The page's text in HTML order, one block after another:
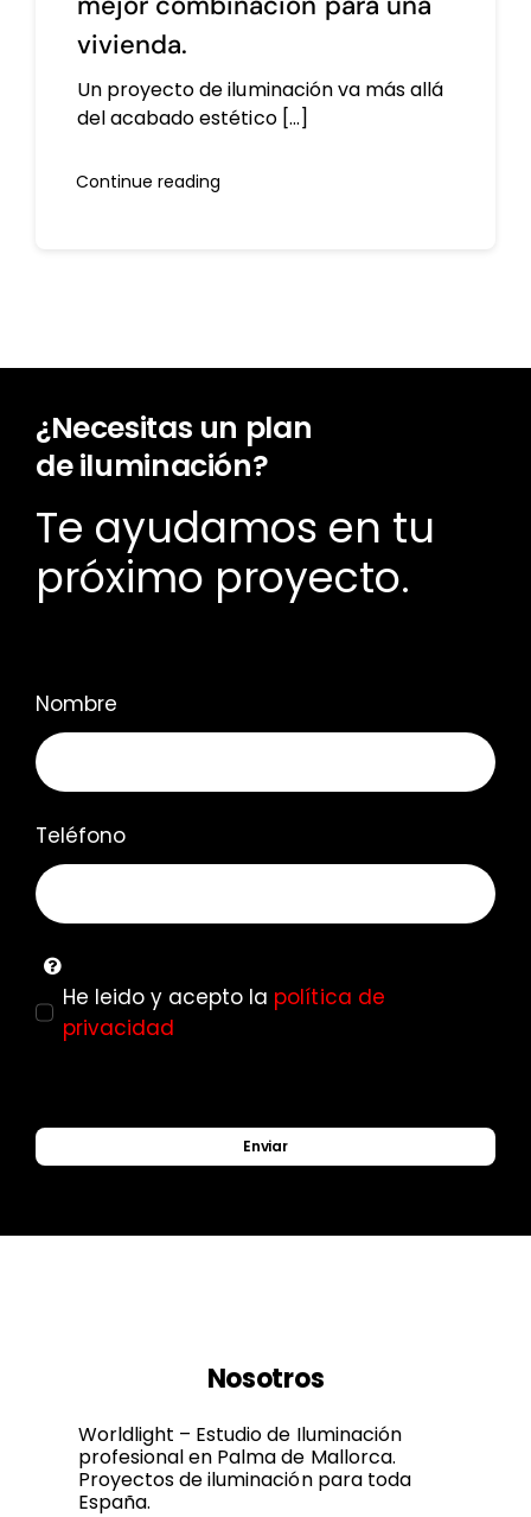
vivienda.
Un proyecto de iluminación va más allá
del acabado estético [...]
Continue reading
¿Necesitas un plan
de iluminación?
Te ayudamos en tu
próximo proyecto.
Nombre
Teléfono
He leido y acepto la política de
privacidad
Enviar
Nosotros
Worldlight – Estudio de Iluminación
profesional en Palma de Mallorca.
Proyectos de iluminación para toda
España.